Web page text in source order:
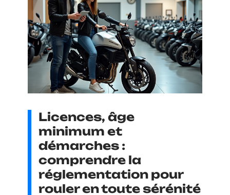
Licences, âge
minimum et
démarches :
comprendre la
réglementation pour
rouler en toute sérénité